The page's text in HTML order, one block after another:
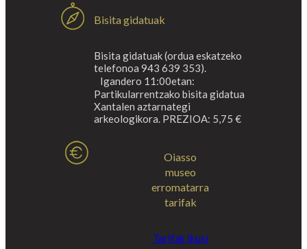
Bisita gidatuak
Bisita gidatuak (ordua eskatzeko
telefonoa 943 639 353).
Igandero 11:00etan:
Partikularrentzako bisita gidatua
Xantalen aztarnategi
arkeologikora. PREZIOA: 5,75 €
Oiasso
museo
erromatarra
tarifak
Tarifak Ikusi